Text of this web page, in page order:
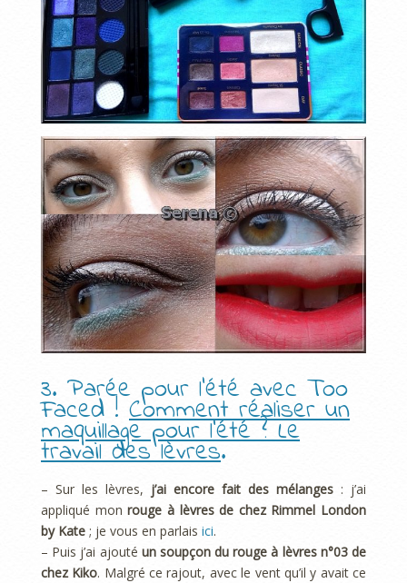
3. Parée pour l’été avec Too
Faced ! Comment réaliser un
maquillage pour l’été ? Le
travail des lèvres.
– Sur les lèvres, j’ai encore fait des mélanges : j’ai
appliqué monrouge à lèvres de chez Rimmel London
by Kate ; je vous en parlais ici.
– Puis j’ai ajouté un soupçon du rouge à lèvres n°03 de
chez Kiko. Malgré ce rajout, avec le vent qu’il y avait ce